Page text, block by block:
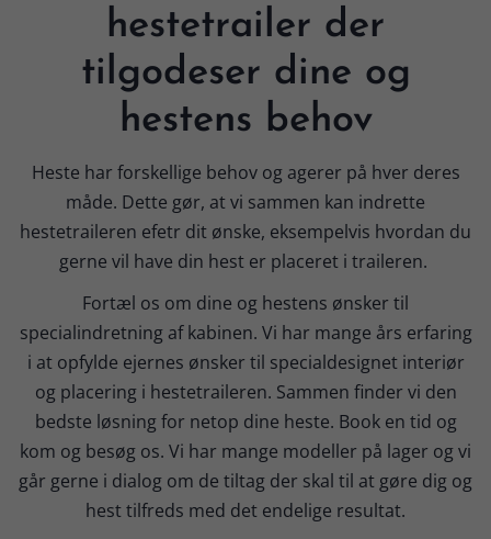
hestetrailer der
tilgodeser dine og
hestens behov
Heste har forskellige behov og agerer på hver deres
måde. Dette gør, at vi sammen kan indrette
hestetraileren efetr dit ønske, eksempelvis hvordan du
gerne vil have din hest er placeret i traileren.
Fortæl os om dine og hestens ønsker til
specialindretning af kabinen. Vi har mange års erfaring
i at opfylde ejernes ønsker til specialdesignet interiør
og placering i hestetraileren. Sammen finder vi den
bedste løsning for netop dine heste. Book en tid og
kom og besøg os. Vi har mange modeller på lager og vi
går gerne i dialog om de tiltag der skal til at gøre dig og
hest tilfreds med det endelige resultat.